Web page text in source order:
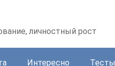
личностный рост
Интересно Тесты